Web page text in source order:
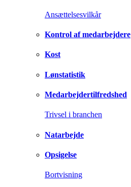
Ansættelsesvilkår
Kontrol af medarbejdere
Kost
Lønstatistik
Medarbejdertilfredshed
Trivsel i branchen
Natarbejde
Opsigelse
Bortvisning